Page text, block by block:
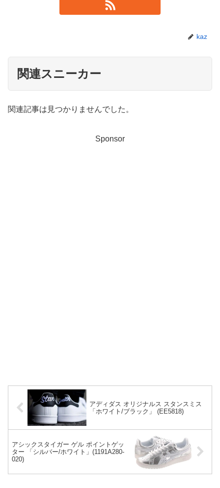
kaz
関連スニーカー
関連記事は見つかりませんでした。
Sponsor
アディダス オリジナルス スタンスミス
「ホワイト/ブラック」 (EE5818)
アシックスタイガー ゲル ポイントゲッ
ター 「シルバー/ホワイト」(1191A280-
020)